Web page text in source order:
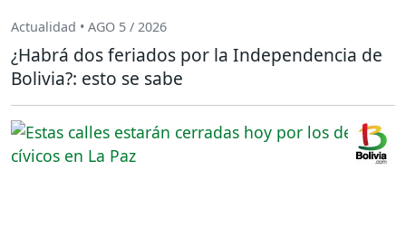
Actualidad • AGO 5 / 2026
¿Habrá dos feriados por la Independencia de
Bolivia?: esto se sabe